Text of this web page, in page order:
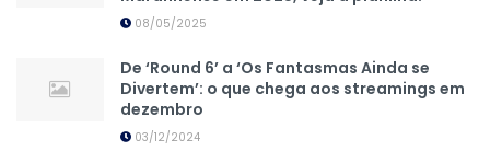
08/05/2025
De ‘Round 6’ a ‘Os Fantasmas Ainda se
Divertem’: o que chega aos streamings em
dezembro
03/12/2024